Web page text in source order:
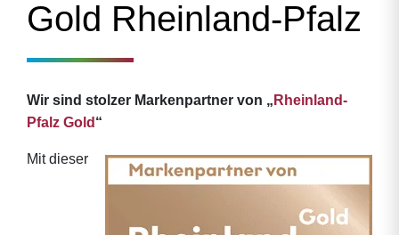
Gold Rheinland-Pfalz
Wir sind stolzer Markenpartner von „ Rheinland-
Pfalz Gold “
Mit dieser